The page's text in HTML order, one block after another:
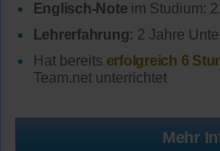
Englisch-Note im Studium:
Lehrerfahrung: 2 Jahre
Hat bereits erfolgreich 6
Team.net unterrichtet
Mehr